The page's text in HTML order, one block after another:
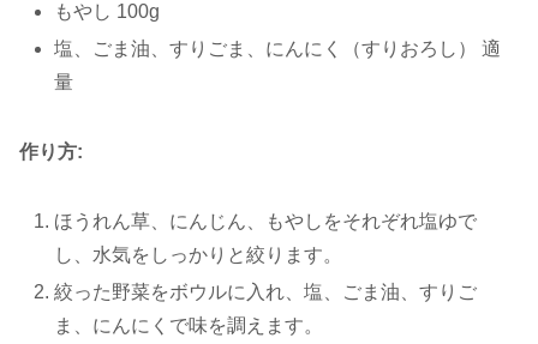
もやし 100g
塩、ごま油、すりごま、にんにく（すりおろし） 適
量
作り方:
ほうれん草、にんじん、もやしをそれぞれ塩ゆで
し、水気をしっかりと絞ります。
絞った野菜をボウルに入れ、塩、ごま油、すりご
ま、にんにくで味を調えます。